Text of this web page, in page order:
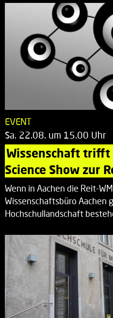
EVENT
Sa. 22.08. um 15.00 Uhr
Wissenschaft trifft
Science Show zur
Wenn in Aachen die Reit-
Wissenschaftsbüro Aachen
Hochschullandschaft